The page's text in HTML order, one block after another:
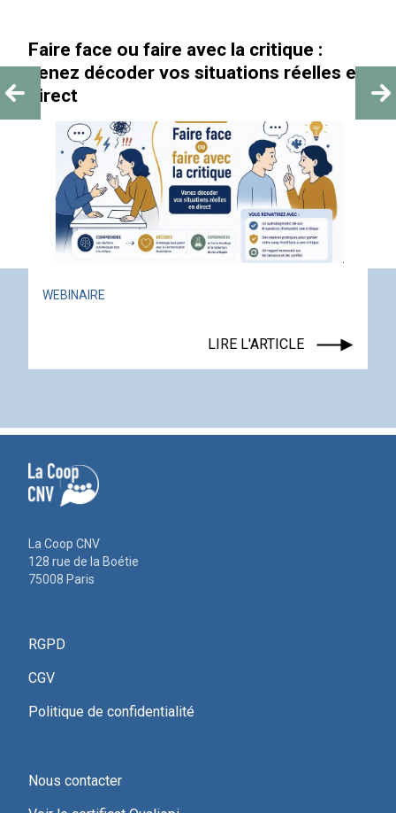
Faire face ou faire avec la critique :
venez décoder vos situations réelles en
direct
WEBINAIRE
LIRE L'ARTICLE
La Coop CNV
128 rue de la Boétie
75008 Paris
RGPD
CGV
Politique de confidentialité
Nous contacter